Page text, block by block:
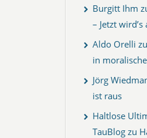
Burgitt Ihm
– Jetzt
Aldo Orelli zu
in
Jörg
ist raus
Haltlose
TauBlog zu